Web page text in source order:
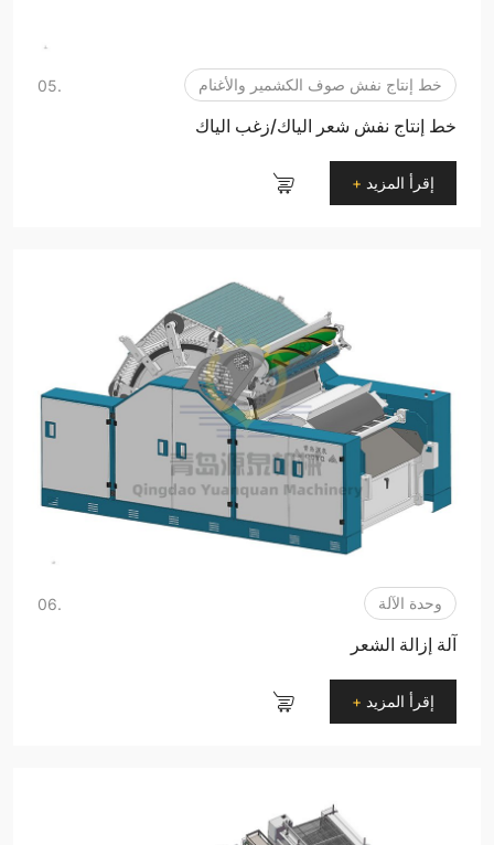
خط إنتاج نفش صوف الكشمير والأغنام .05
خط إنتاج نفش شعر الياك/زغب الياك
إقرأ المزيد +
وحدة الآلة .06
آلة إزالة الشعر
إقرأ المزيد +